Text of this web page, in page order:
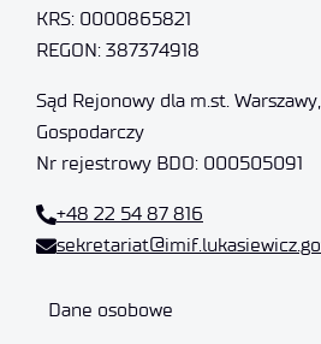
KRS: 0000865821
REGON: 387374918
Sąd Rejonowy dla m.st.
Gospodarczy
Nr rejestrowy BDO: 000505091
+48 22 54 87 816
Dane osobowe